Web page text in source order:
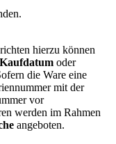
hierzu können
Kaufdatum oder
die Ware eine
mit der
vor
werden im Rahmen
angeboten.